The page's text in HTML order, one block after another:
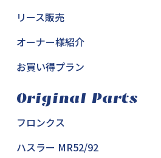
リース販売
オーナー様紹介
お買い得プラン
Original Parts
フロンクス
ハスラー MR52/92